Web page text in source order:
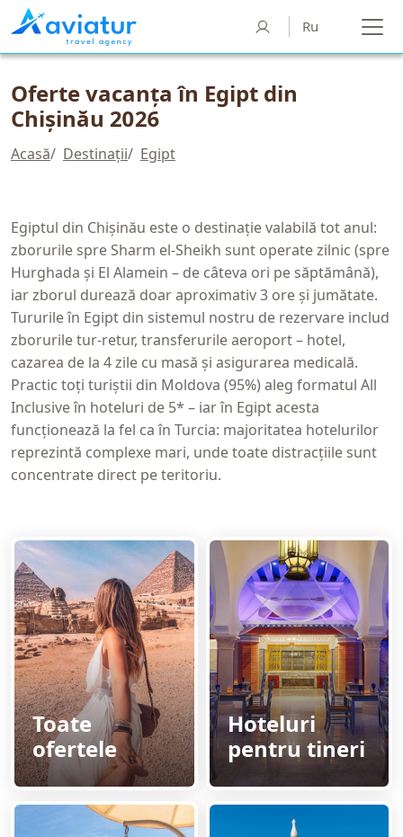
Ru
Oferte vacanța în Egipt din
Chișinău 2026
Acasă/ Destinații/ Egipt
Egiptul din Chișinău este o destinație valabilă tot anul:
zborurile spre Sharm el-Sheikh sunt operate zilnic (spre
Hurghada și El Alamein – de câteva ori pe săptămână),
iar zborul durează doar aproximativ 3 ore și jumătate.
Tururile în Egipt din sistemul nostru de rezervare includ
zborurile tur-retur, transferurile aeroport – hotel,
cazarea de la 4 zile cu masă și asigurarea medicală.
Practic toți turiștii din Moldova (95%) aleg formatul All
Inclusive în hoteluri de 5* – iar în Egipt acesta
funcționează la fel ca în Turcia: majoritatea hotelurilor
reprezintă complexe mari, unde toate distracțiile sunt
concentrate direct pe teritoriu.
Toate
ofertele
Hoteluri
pentru tineri